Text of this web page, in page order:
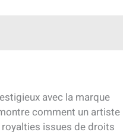
avec la marque
comment un artiste
issues de droits